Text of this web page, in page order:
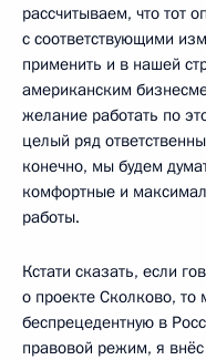
рассчитываем, что тот
с соответствующими
применить и в нашей
американским
желание работать по
целый ряд
конечно, мы будем
комфортные и
работы.
Кстати сказать, если
о проекте Сколково,
беспрецедентную в
правовой режим, я